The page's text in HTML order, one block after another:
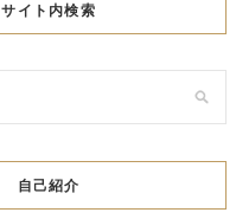
サイト内検索
自己紹介